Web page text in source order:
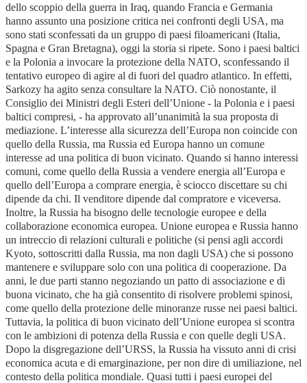
dello scoppio della guerra in Iraq, quando Francia e Germania
hanno assunto una posizione critica nei confronti degli USA, ma
sono stati sconfessati da un gruppo di paesi filoamericani (Italia,
Spagna e Gran Bretagna), oggi la storia si ripete. Sono i paesi baltici
e la Polonia a invocare la protezione della NATO, sconfessando il
tentativo europeo di agire al di fuori del quadro atlantico. In effetti,
Sarkozy ha agito senza consultare la NATO. Ciò nonostante, il
Consiglio dei Ministri degli Esteri dell’Unione - la Polonia e i paesi
baltici compresi, - ha approvato all’unanimità la sua proposta di
mediazione. L’interesse alla sicurezza dell’Europa non coincide con
quello della Russia, ma Russia ed Europa hanno un comune
interesse ad una politica di buon vicinato. Quando si hanno interessi
comuni, come quello della Russia a vendere energia all’Europa e
quello dell’Europa a comprare energia, è sciocco discettare su chi
dipende da chi. Il venditore dipende dal compratore e viceversa.
Inoltre, la Russia ha bisogno delle tecnologie europee e della
collaborazione economica europea. Unione europea e Russia hanno
un intreccio di relazioni culturali e politiche (si pensi agli accordi
Kyoto, sottoscritti dalla Russia, ma non dagli USA) che si possono
mantenere e sviluppare solo con una politica di cooperazione. Da
anni, le due parti stanno negoziando un patto di associazione e di
buona vicinato, che ha già consentito di risolvere problemi spinosi,
come quello della protezione delle minoranze russe nei paesi baltici.
Tuttavia, la politica di buon vicinato dell’Unione europea si scontra
con le ambizioni di potenza della Russia e con quelle degli USA.
Dopo la disgregazione dell’URSS, la Russia ha vissuto anni di crisi
economica acuta e di emarginazione, per non dire di umiliazione, nel
contesto della politica mondiale. Quasi tutti i paesi europei del